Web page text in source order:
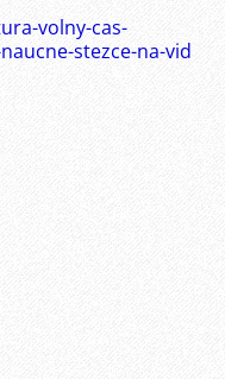
volny-cas-
stezce-na-vid